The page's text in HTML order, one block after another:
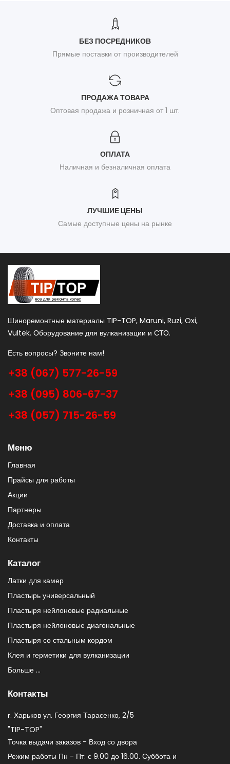
БЕЗ ПОСРЕДНИКОВ
Прямые поставки от производителей
ПРОДАЖА ТОВАРА
Оптовая продажа и розничная от 1 шт.
ОПЛАТА
Наличная и безналичная оплата
ЛУЧШИЕ ЦЕНЫ
Самые доступные цены на рынке
Шиноремонтные материалы TIP-TOP, Maruni, Ruzi, Oxi,
Vultek. Оборудование для вулканизации и СТО.
Есть вопросы? Звоните нам!
+38 (067) 577-26-59
+38 (095) 806-67-37
+38 (057) 715-26-59
Меню
Главная
Прайсы для работы
Акции
Партнеры
Доставка и оплата
Контакты
Каталог
Латки для камер
Пластырь универсальный
Пластыря нейлоновые радиальные
Пластыря нейлоновые диагональные
Пластыря со стальным кордом
Клея и герметики для вулканизации
Больше ...
Контакты
г. Харьков ул. Георгия Тарасенко, 2/5
"TIP-TOP"
Точка выдачи заказов - Вход со двора
Режим работы Пн - Пт. с 9.00 до 16.00. Суббота и